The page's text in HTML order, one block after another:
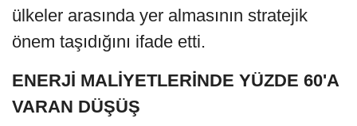
ülkeler arasında yer almasının stratejik
önem taşıdığını ifade etti.
ENERJİ MALİYETLERİNDE YÜZDE 60'A
VARAN DÜŞÜŞ